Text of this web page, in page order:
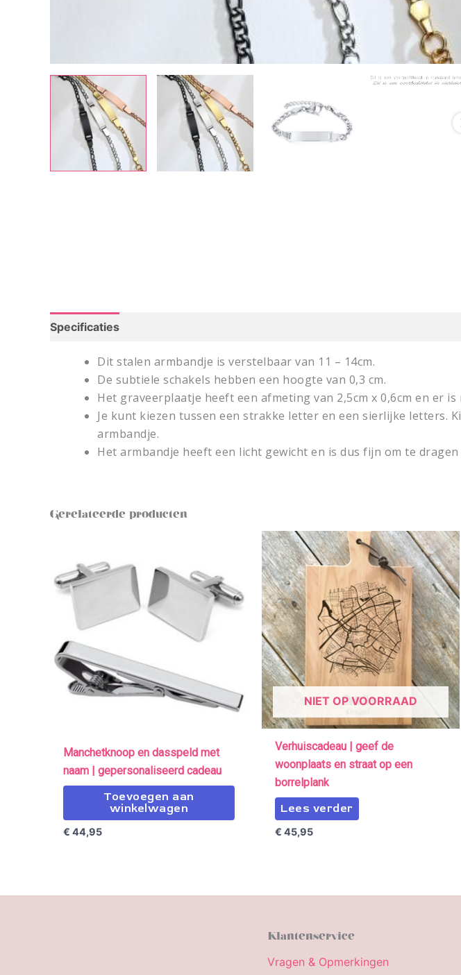
Specificaties
Dit stalen armbandje is verstelbaar van 11 – 14cm.
De subtiele schakels hebben een hoogte van 0,3 cm.
Het graveerplaatje heeft een afmeting van 2,5cm x 0,6cm en er
Je kunt kiezen tussen een strakke letter en een sierlijke letters.
armbandje.
Het armbandje heeft een licht gewicht en is dus fijn om te
Gerelateerde producten
Manchetknoop en dasspeld met
naam | gepersonaliseerd cadeau
Toevoegen aan
winkelwagen
€ 44,95
NIET OP VOORRAAD
Verhuiscadeau | geef de
woonplaats en straat op een
borrelplank
Lees verder
€ 45,95
Klantenservice
Vragen & Opmerkingen